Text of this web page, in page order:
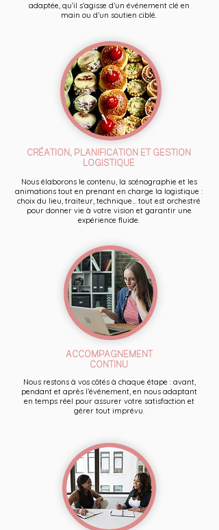
adaptée, qu’il s’agisse d’un événement clé en
main ou d’un soutien ciblé.
CRÉATION, PLANIFICATION ET GESTION
LOGISTIQUE
Nous élaborons le contenu, la scénographie et les
animations tout en prenant en charge la logistique :
choix du lieu, traiteur, technique... tout est orchestré
pour donner vie à votre vision et garantir une
expérience fluide.
ACCOMPAGNEMENT
CONTINU
Nous restons à vos côtés à chaque étape : avant,
pendant et après l’événement, en nous adaptant
en temps réel pour assurer votre satisfaction et
gérer tout imprévu.